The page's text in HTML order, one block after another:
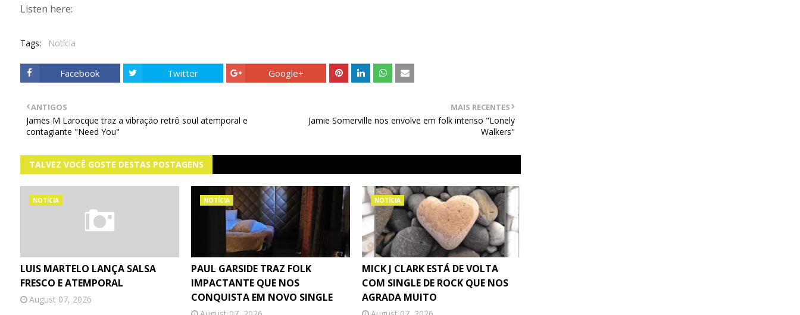
Listen here:
Tags: Notícia
Facebook Twitter Google+
MAIS RECENTES
Jamie Somerville nos envolve em folk intenso "Lonely
Walkers"
ANTIGOS
James M Larocque traz a vibração retrô soul atemporal e
contagiante "Need You"
TALVEZ VOCÊ GOSTE DESTAS POSTAGENS
NOTÍCIA
LUIS MARTELO LANÇA SALSA
FRESCO E ATEMPORAL
August 07, 2026
NOTÍCIA
PAUL GARSIDE TRAZ FOLK
IMPACTANTE QUE NOS
CONQUISTA EM NOVO SINGLE
NOTÍCIA
MICK J CLARK ESTÁ DE VOLTA
COM SINGLE DE ROCK QUE NOS
AGRADA MUITO